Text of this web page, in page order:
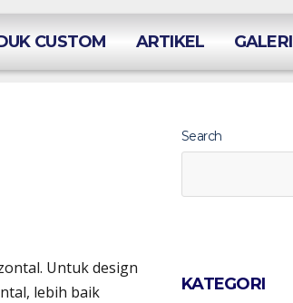
CUSTOM ARTIKEL GALERI
Untuk design
lebih baik
Search
KATEGORI